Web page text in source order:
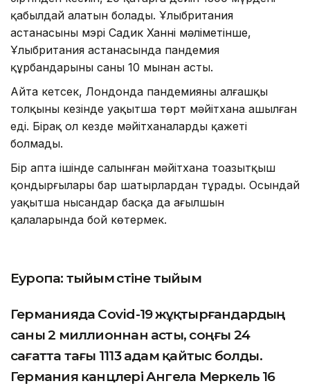
қабылдай алатын болады. Ұлыбритания
астанасының мэрі Садик Ханнің мәліметінше,
Ұлыбритания астанасында пандемия
құрбандарының саны 10 мыңнан асты.
Айта кетсек, Лондонда пандемияның алғашқы
толқыны кезінде уақытша төрт мәйітхана ашылған
еді. Бірақ ол кезде мәйітханалардың қажеті
болмады.
Бір апта ішінде салынған мәйітхана тоңазытқыш
қондырғылары бар шатырлардан тұрады. Осындай
уақытша нысандар басқа да ағылшын
қалаларында бой көтермек.
Еуропа: тыйым үстіне тыйым
Германияда Covid-19 жұқтырғандардың
саны 2 миллионнан асты, соңғы 24
сағатта тағы 1113 адам қайтыс болды.
Германия канцлері Ангела Меркель 16